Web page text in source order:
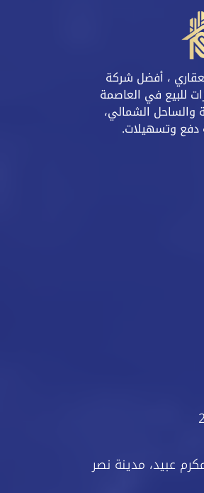
، أفضل شركة
للبيع في العاصمة
والساحل الشمالي،
دفع وتسهيلات.